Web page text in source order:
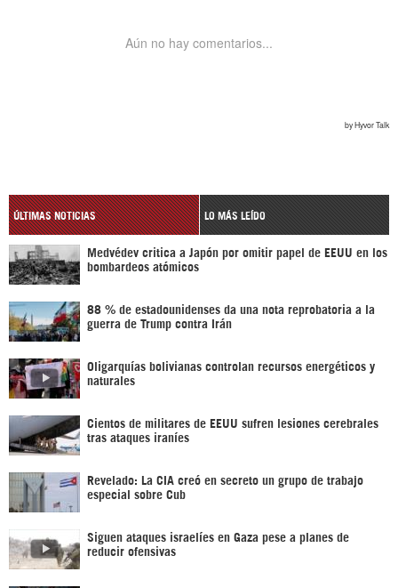
ÚLTIMAS NOTICIAS LO MÁS LEÍDO
Medvédev critica a Japón por omitir papel de EEUU en los
bombardeos atómicos
88 % de estadounidenses da una nota reprobatoria a la
guerra de Trump contra Irán
Oligarquías bolivianas controlan recursos energéticos y
naturales
Cientos de militares de EEUU sufren lesiones cerebrales
tras ataques iraníes
Revelado: La CIA creó en secreto un grupo de trabajo
especial sobre Cub
Siguen ataques israelíes en Gaza pese a planes de
reducir ofensivas